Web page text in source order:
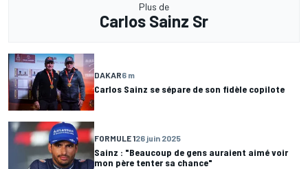
Plus de
Carlos Sainz Sr
DAKAR6 m
Carlos Sainz se sépare de son fidèle copilote
FORMULE 126 juin 2025
Sainz : "Beaucoup de gens auraient aimé voir
mon père tenter sa chance"